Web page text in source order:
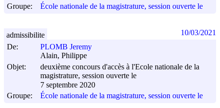
Groupe:
École nationale de la magistrature, session ouverte le
De:
PLOMB Jeremy
Alain, Philippe
Objet:
deuxième concours d'accès à l'Ecole nationale de la
magistrature, session ouverte le
7 septembre 2020
Groupe:
École nationale de la magistrature, session ouverte le
admissibilite 10/03/2021